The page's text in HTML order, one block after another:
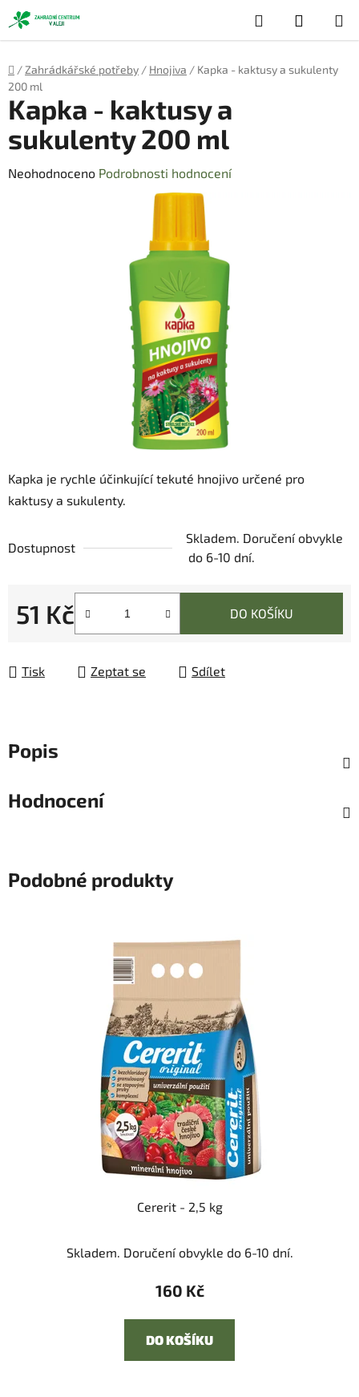
Přejít
na
obsah
Hledat
KOŠÍK
Domů
/ Zahrádkářské potřeby / Hnojiva / Kapka - kaktusy a sukulenty
200 ml
Kapka je rychle účinkující tekuté hnojivo určené pro
kaktusy a sukulenty.
Dostupnost
Skladem. Doručení obvykle
do 6-10 dní.
51 Kč
Měrná cena:
DO KOŠÍKU
Tisk Zeptat se Sdílet
Kapka - kaktusy a
sukulenty 200 ml
Průměrné
Neohodnoceno Podrobnosti hodnocení
Popis
Hodnocení
Podobné produkty
Cererit - 2,5 kg
Skladem. Doručení obvykle do 6-10 dní.
160 Kč
DO KOŠÍKU